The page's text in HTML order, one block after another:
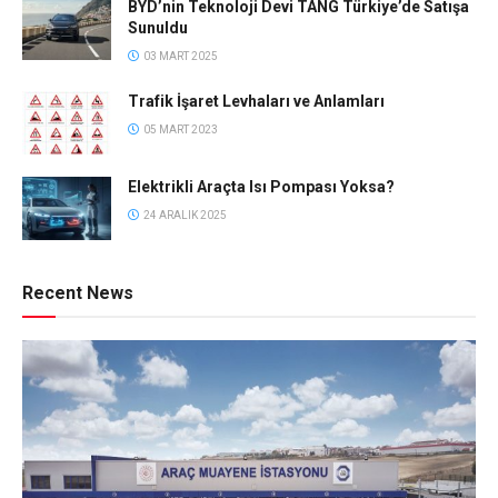
BYD’nin Teknoloji Devi TANG Türkiye’de Satışa
Sunuldu
03 MART 2025
Trafik İşaret Levhaları ve Anlamları
05 MART 2023
Elektrikli Araçta Isı Pompası Yoksa?
24 ARALIK 2025
Recent News